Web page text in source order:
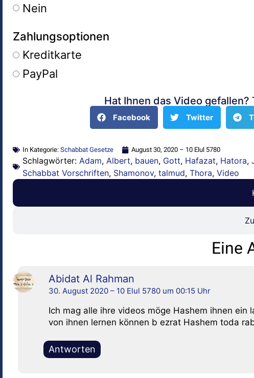
Nein
Zahlungsoptionen
Kreditkarte
PayPal
Hat Ihnen das Video
Facebook Twitter
In Kategorie: Schabbat Gesetze August 30, 2020 – 10 Elul 5780
Schlagwörter: Adam, Albert, bauen, Gott, Hafazat, Hatora,
Schabbat Vorschriften, Shamonov, talmud, Thora, Video
Eine
Abidat Al Rahman
30. August 2020 – 10 Elul 5780 um 00:15 Uhr
Ich mag alle ihre videos möge Hashem ihnen
von ihnen lernen können b ezrat Hashem toda
Antworten